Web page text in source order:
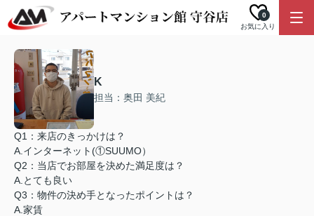
お気に入り
0
K
担当：奥田 美紀
Q1：来店のきっかけは？
A.インターネット(①SUUMO）
Q2：当店でお部屋を決めた満足度は？
A.とても良い
Q3：物件の決め手となったポイントは？
A.家賃